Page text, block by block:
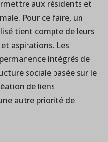
aux résidents et
Pour ce faire, un
tient compte de leurs
aspirations. Les
intégrés de
sociale basée sur le
de liens
autre priorité de